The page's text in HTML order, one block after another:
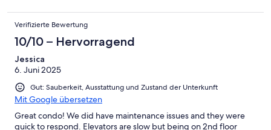
Verifizierte Bewertung
10/10 – Hervorragend
Jessica
6. Juni 2025
Gut: Sauberkeit, Ausstattung und Zustand der Unterkunft
Mit Google übersetzen
Great condo! We did have maintenance issues and they were
quick to respond. Elevators are slow but being on 2nd floor